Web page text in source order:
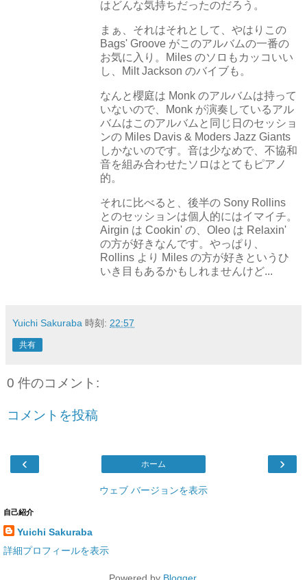
はどんな気持ちだったのだろう。
まぁ、それはそれとして、やはりこの
Bags' Groove がこのアルバムの一番の
お気に入り。Miles のソロもカッコいい
し、Milt Jackson のバイブも。
なんと櫻庭は Monk のアルバムは持って
いないので、Monk が演奏しているアル
バムはこのアルバムと同じ日のセッショ
ンの Miles Davis & Moders Jazz Giants
しかないのです。音は少なめで、不協和
音を組み合わせたソロはとてもピアノ
的。
それに比べると、後半の Sony Rollins
とのセッションは個人的にはイマイチ。
Airgin は Cookin' の、Oleo は Relaxin'
の方が好きなんです。やっぱり、
Rollins より Miles の方が好きというひ
いき目もあるかもしれませんけど...
Yuichi Sakuraba 時刻: 22:57
共有
0 件のコメント:
コメントを投稿
‹ ›
ホーム
ウェブ バージョンを表示
自己紹介
Yuichi Sakuraba
詳細プロフィールを表示